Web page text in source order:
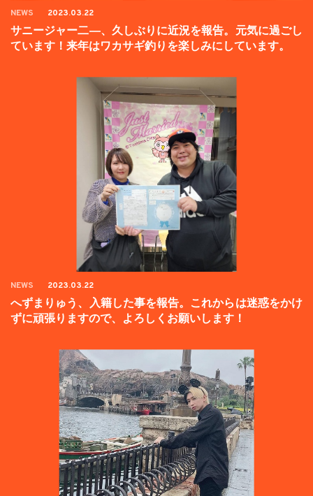
NEWS 2023.03.22
サニージャー二―、久しぶりに近況を報告。元気に過ごし
ています！来年はワカサギ釣りを楽しみにしています。
NEWS 2023.03.22
へずまりゅう、入籍した事を報告。これからは迷惑をかけ
ずに頑張りますので、よろしくお願いします！